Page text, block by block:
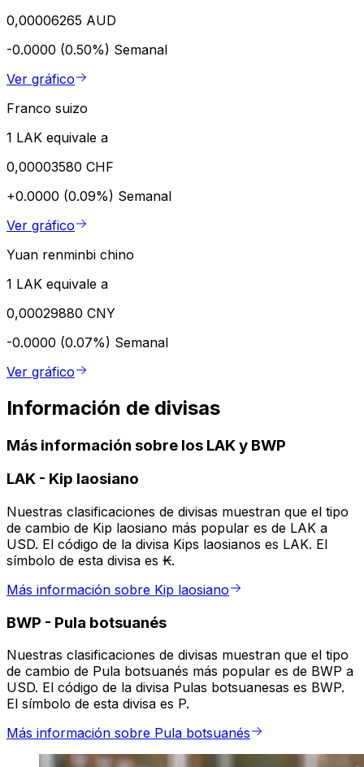
0,00006265 AUD
-0.0000 (0.50%) Semanal
Ver gráfico
Franco suizo
1 LAK equivale a
0,00003580 CHF
+0.0000 (0.09%) Semanal
Ver gráfico
Yuan renminbi chino
1 LAK equivale a
0,00029880 CNY
-0.0000 (0.07%) Semanal
Ver gráfico
Información de divisas
Más información sobre los LAK y BWP
LAK - Kip laosiano
Nuestras clasificaciones de divisas muestran que el tipo
de cambio de Kip laosiano más popular es de LAK a
USD. El código de la divisa Kips laosianos es LAK. El
símbolo de esta divisa es ₭.
Más información sobre Kip laosiano
BWP - Pula botsuanés
Nuestras clasificaciones de divisas muestran que el tipo
de cambio de Pula botsuanés más popular es de BWP a
USD. El código de la divisa Pulas botsuanesas es BWP.
El símbolo de esta divisa es P.
Más información sobre Pula botsuanés